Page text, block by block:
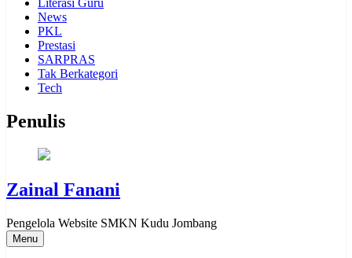
Literasi Guru
News
PKL
Prestasi
SARPRAS
Tak Berkategori
Tech
Penulis
Zainal Fanani
Pengelola Website SMKN Kudu Jombang
Menu